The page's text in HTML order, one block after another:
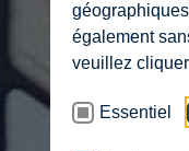
également
veuillez
Essentiel